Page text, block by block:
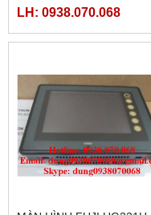
UG330H-VS4
LH: 0938.070.068